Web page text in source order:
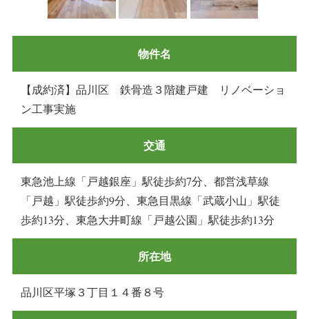
物件名
【成約済】品川区 鉄骨造３階建戸建 リノベーショ
ン工事実施
交通
東急池上線「戸越銀座」駅徒歩約7分、都営浅草線
「戸越」駅徒歩約9分、東急目黒線「武蔵小山」駅徒
歩約13分、東急大井町線「戸越公園」駅徒歩約13分
所在地
品川区平塚３丁目１４番８号